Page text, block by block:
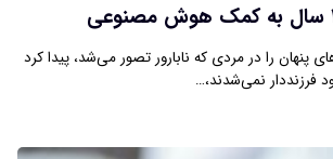
را در مردی که نابارور تصور می‌شد، پیدا کرد